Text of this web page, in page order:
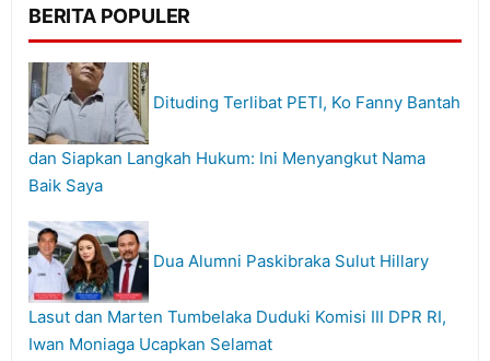
BERITA POPULER
Dituding Terlibat PETI, Ko Fanny Bantah
dan Siapkan Langkah Hukum: Ini Menyangkut Nama
Baik Saya
Dua Alumni Paskibraka Sulut Hillary
Lasut dan Marten Tumbelaka Duduki Komisi III DPR RI,
Iwan Moniaga Ucapkan Selamat